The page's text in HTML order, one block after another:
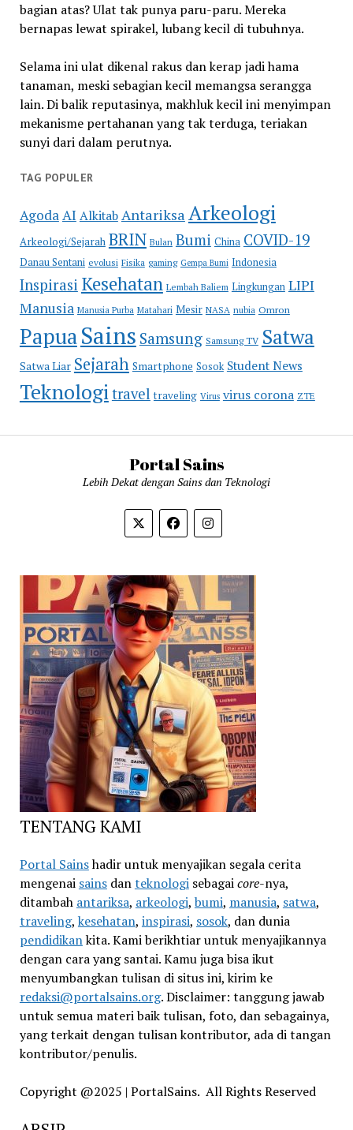
bagian atas? Ulat tak punya paru-paru. Mereka
bernapas lewat spirakel, lubang kecil di tubuhnya.
Selama ini ulat dikenal rakus dan kerap jadi hama
tanaman, meski sebagian kecil memangsa serangga
lain. Di balik reputasinya, makhluk kecil ini menyimpan
mekanisme pertahanan yang tak terduga, teriakan
sunyi dari dalam perutnya.
TAG POPULER
AgodaAI Alkitab Antariksa Arkeologi
Arkeologi/Sejarah BRIN Bulan Bumi China COVID-19
Danau Sentani evolusi Fisika gaming Gempa Bumi Indonesia
Inspirasi Kesehatan Lembah Baliem Lingkungan LIPI
Manusia Manusia Purba Matahari Mesir NASA nubia Omron
PapuaSains Samsung Samsung TV Satwa
Satwa Liar Sejarah Smartphone Sosok Student News
Teknologi travel traveling Virus virus corona ZTE
Portal Sains
Lebih Dekat dengan Sains dan Teknologi
TENTANG KAMI
Portal Sainshadir untuk menyajikan segala cerita
mengenai sainsdanteknologisebagaicore-nya,
ditambah antariksa, arkeologi, bumi, manusia, satwa,
traveling, kesehatan, inspirasi, sosok, dan dunia
pendidikankita. Kami berikhtiar untuk menyajikannya
dengan cara yang santai. Kamu juga bisa ikut
menyumbangkan tulisan di situs ini, kirim ke
redaksi@portalsains.org. Disclaimer: tanggung jawab
untuk semua materi baik tulisan, foto, dan sebagainya,
yang terkait dengan tulisan kontributor, ada di tangan
kontributor/penulis.
Copyright @2025 | PortalSains. All Rights Reserved